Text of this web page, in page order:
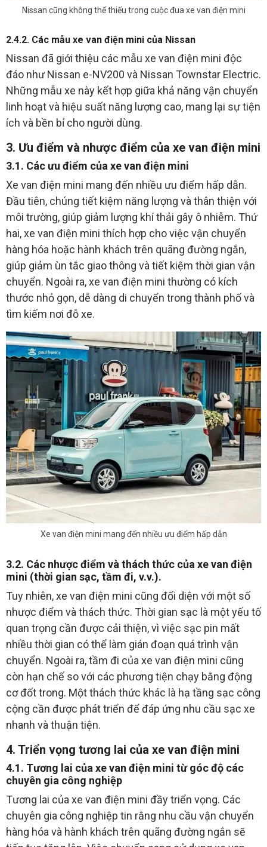
Nissan cũng không thể thiếu trong cuộc đua xe van điện mini
2.4.2. Các mẫu xe van điện mini của Nissan
Nissan đã giới thiệu các mẫu xe van điện mini độc
đáo như Nissan e-NV200 và Nissan Townstar Electric.
Những mẫu xe này kết hợp giữa khả năng vận chuyển
linh hoạt và hiệu suất năng lượng cao, mang lại sự tiện
ích và bền bỉ cho người dùng.
3. Ưu điểm và nhược điểm của xe van điện mini
3.1. Các ưu điểm của xe van điện mini
Xe van điện mini mang đến nhiều ưu điểm hấp dẫn.
Đầu tiên, chúng tiết kiệm năng lượng và thân thiện với
môi trường, giúp giảm lượng khí thải gây ô nhiễm. Thứ
hai, xe van điện mini thích hợp cho việc vận chuyển
hàng hóa hoặc hành khách trên quãng đường ngắn,
giúp giảm ùn tắc giao thông và tiết kiệm thời gian vận
chuyển. Ngoài ra, xe van điện mini thường có kích
thước nhỏ gọn, dễ dàng di chuyển trong thành phố và
tìm kiếm nơi đỗ xe.
Xe van điện mini mang đến nhiều ưu điểm hấp dẫn
3.2. Các nhược điểm và thách thức của xe van điện
mini (thời gian sạc, tầm đi, v.v.).
Tuy nhiên, xe van điện mini cũng đối diện với một số
nhược điểm và thách thức. Thời gian sạc là một yếu tố
quan trọng cần được cải thiện, vì việc sạc pin mất
nhiều thời gian có thể làm gián đoạn quá trình vận
chuyển. Ngoài ra, tầm đi của xe van điện mini cũng
còn hạn chế so với các phương tiện chạy bằng động
cơ đốt trong. Một thách thức khác là hạ tầng sạc công
cộng cần được phát triển để đáp ứng nhu cầu sạc xe
nhanh và thuận tiện.
4. Triển vọng tương lai của xe van điện mini
4.1. Tương lai của xe van điện mini từ góc độ các
chuyên gia công nghiệp
Tương lai của xe van điện mini đầy triển vọng. Các
chuyên gia công nghiệp tin rằng nhu cầu vận chuyển
hàng hóa và hành khách trên quãng đường ngắn sẽ